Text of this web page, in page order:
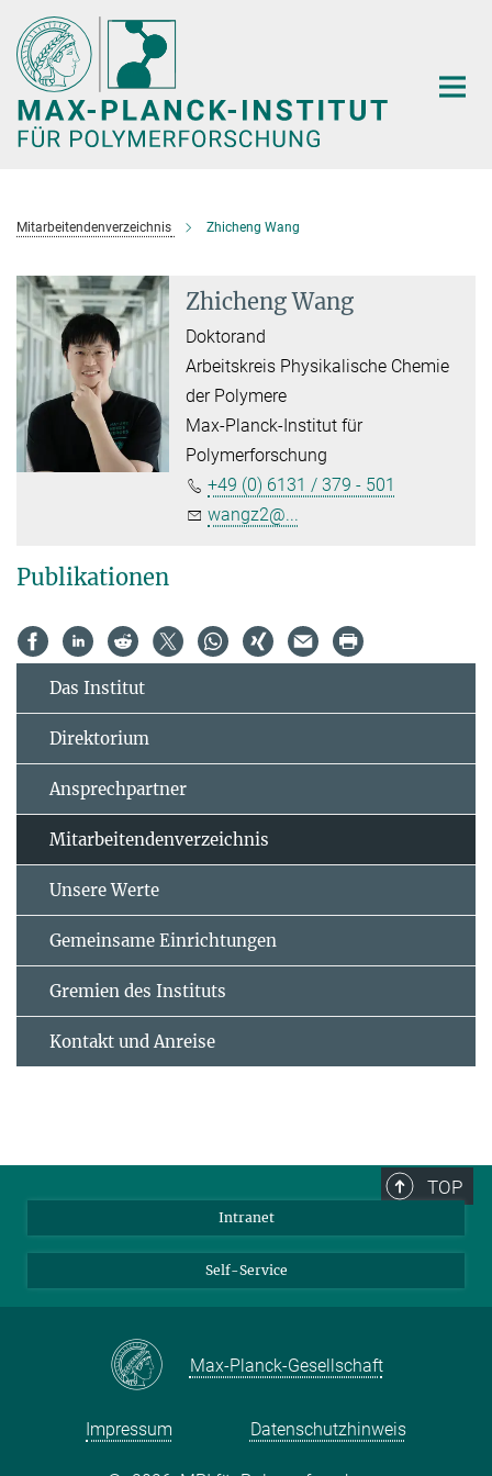
Hauptinhalt
Mitarbeitendenverzeichnis Zhicheng Wang
Zhicheng Wang
Doktorand
Arbeitskreis Physikalische Chemie
der Polymere
Max-Planck-Institut für
Polymerforschung
+49 (0) 6131 / 379 - 501
wangz2@...
Publikationen
Das Institut
Direktorium
Ansprechpartner
Mitarbeitendenverzeichnis
Unsere Werte
Gemeinsame Einrichtungen
Gremien des Instituts
Kontakt und Anreise
TOP
Intranet
Self-Service
Max-Planck-Gesellschaft
Impressum Datenschutzhinweis